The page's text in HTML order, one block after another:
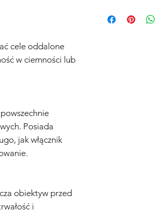
cele oddalone
w ciemności lub
Posiada
jak włącznik
obiektyw przed
i